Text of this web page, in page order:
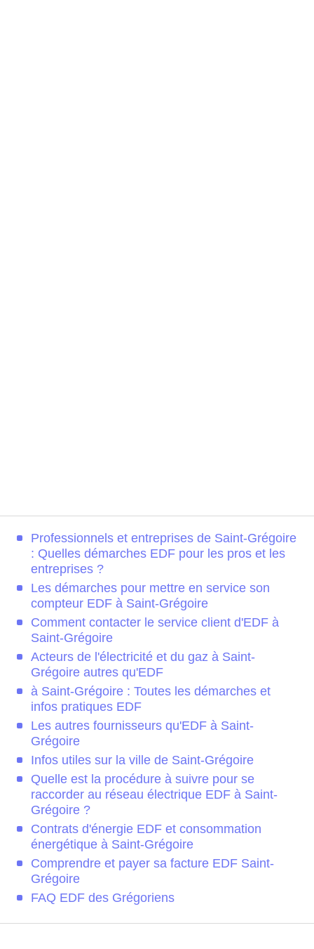
Professionnels et entreprises de Saint-Grégoire
: Quelles démarches EDF pour les pros et les
entreprises ?
Les démarches pour mettre en service son
compteur EDF à Saint-Grégoire
Comment contacter le service client d'EDF à
Saint-Grégoire
Acteurs de l'électricité et du gaz à Saint-
Grégoire autres qu'EDF
à Saint-Grégoire : Toutes les démarches et
infos pratiques EDF
Les autres fournisseurs qu'EDF à Saint-
Grégoire
Infos utiles sur la ville de Saint-Grégoire
Quelle est la procédure à suivre pour se
raccorder au réseau électrique EDF à Saint-
Grégoire ?
Contrats d'énergie EDF et consommation
énergétique à Saint-Grégoire
Comprendre et payer sa facture EDF Saint-
Grégoire
FAQ EDF des Grégoriens